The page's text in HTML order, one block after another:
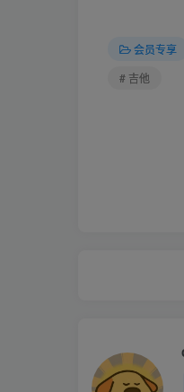
会员专享
# 吉他